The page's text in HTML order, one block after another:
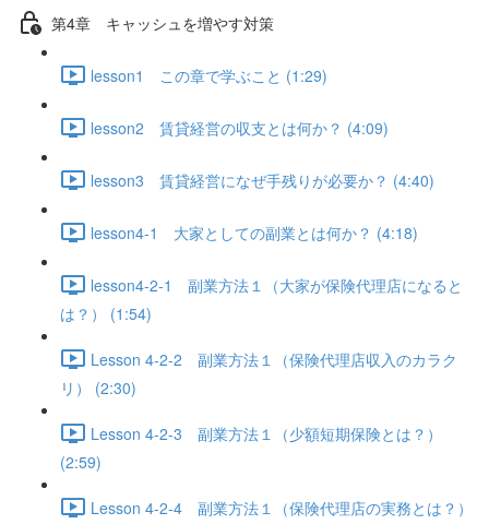
第4章 キャッシュを増やす対策
lesson1 この章で学ぶこと (1:29)
lesson2 賃貸経営の収支とは何か？ (4:09)
lesson3 賃貸経営になぜ手残りが必要か？ (4:40)
lesson4-1 大家としての副業とは何か？ (4:18)
lesson4-2-1 副業方法１（大家が保険代理店になると
は？） (1:54)
Lesson 4-2-2 副業方法１（保険代理店収入のカラク
リ） (2:30)
Lesson 4-2-3 副業方法１（少額短期保険とは？）
(2:59)
Lesson 4-2-4 副業方法１（保険代理店の実務とは？）